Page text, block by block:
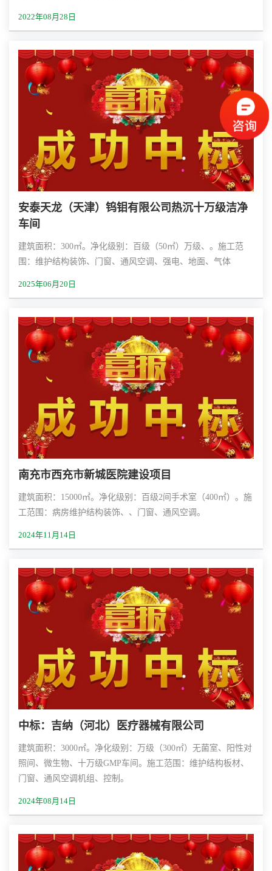
2022年08月28日
安泰天龙（天津）钨钼有限公司热沉十万级洁净
车间
建筑面积：300㎡。净化级别：百级（50㎡）万级、。施工范
围：维护结构装饰、门窗、通风空调、强电、地面、气体
2025年06月20日
南充市西充市新城医院建设项目
建筑面积：15000㎡。净化级别：百级2间手术室（400㎡）。施
工范围：病房维护结构装饰、、门窗、通风空调。
2024年11月14日
中标：吉纳（河北）医疗器械有限公司
建筑面积：3000㎡。净化级别：万级（300㎡）无菌室、阳性对
照间、微生物、十万级GMP车间。施工范围：维护结构板材、
门窗、通风空调机组、控制。
2024年08月14日